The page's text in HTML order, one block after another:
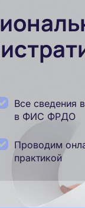
Все сведения
в ФИС ФРДО
Проводим
практикой